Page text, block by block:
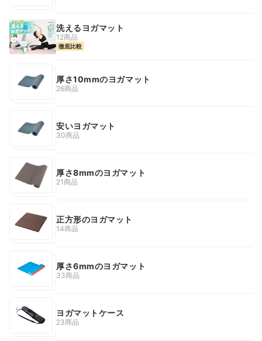
洗えるヨガマット
12商品
徹底比較
厚さ10mmのヨガマット
26商品
安いヨガマット
30商品
厚さ8mmのヨガマット
21商品
正方形のヨガマット
14商品
厚さ6mmのヨガマット
33商品
ヨガマットケース
23商品